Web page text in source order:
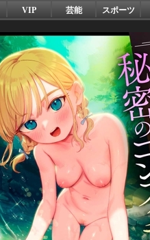
VIP 芸能 スポーツ